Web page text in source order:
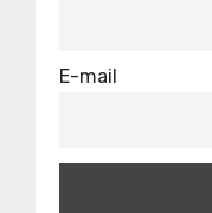
E-mail